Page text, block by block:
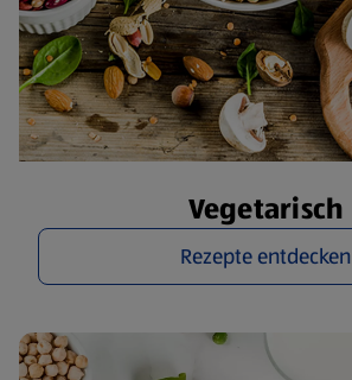
Vegetarisch
Rezepte entdecken